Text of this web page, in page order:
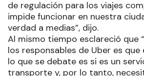
de regulación para los viajes
impide funcionar en nuestra
verdad a medias”, dijo.
Al mismo tiempo esclareció que
los responsables de Uber es
lo que se debate es si es un
transporte y, por lo tanto,